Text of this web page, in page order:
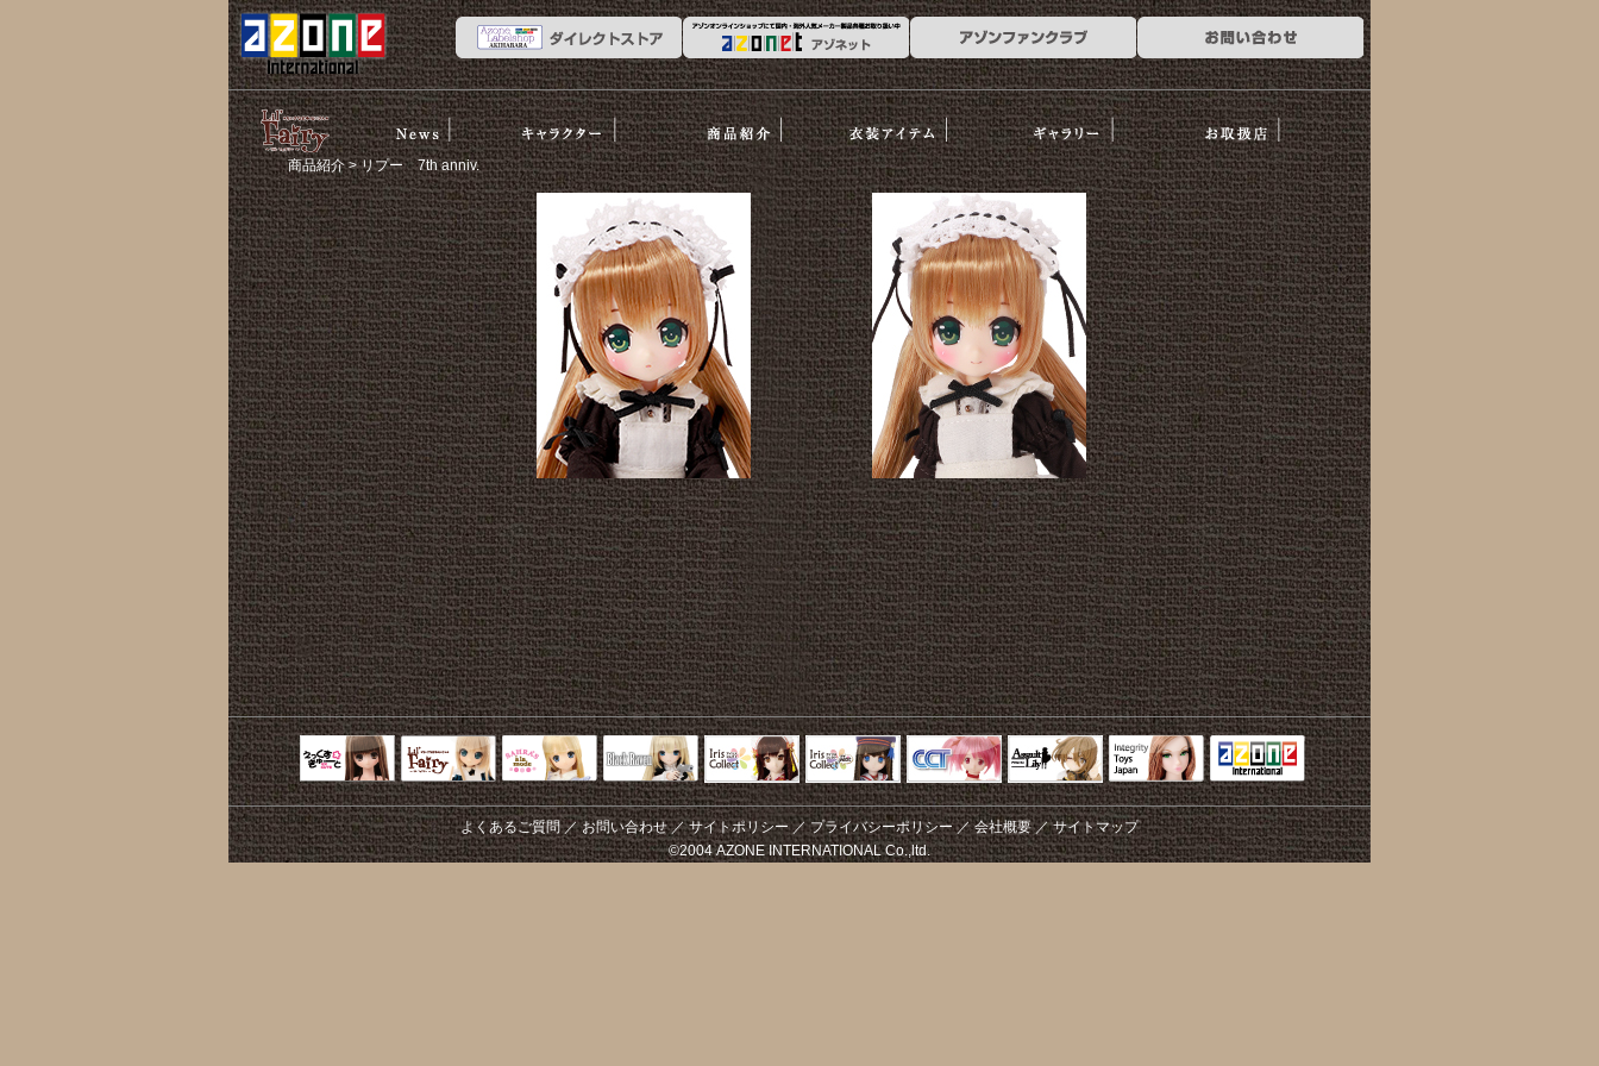
リルフェア
リー
News ストーリー 商品紹介 衣装アイテム ギャラリー
お取扱店
商品紹介> リプー 7th anniv.
えっくすきゅ
ーと
リルフェアリ
ー
サアラズアラ
モード
Black Raven IrisCollect ELLEN
キャラクター
ドール
アサルトリリ
ィ
Integrity Toys
Japan
アゾンTOP
よくあるご質問／お問い合わせ／サイトポリシー／プライバシーポリシー／会社概要／サイトマップ
©2004 AZONE INTERNATIONAL Co.,ltd.